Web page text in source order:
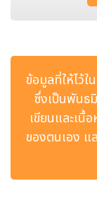
ข้อมูลที่ให้ไว้ใ
ซึ่งเป็นพันธ
เขียนและเนื้
ของตนเอง แ